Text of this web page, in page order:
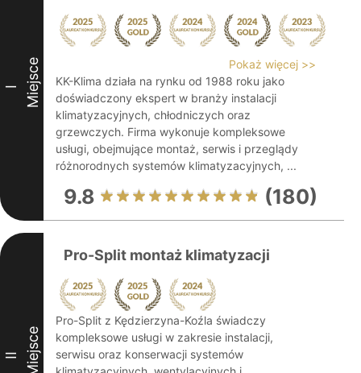
I Miejsce
Pokaż więcej >>
KK-Klima działa na rynku od 1988 roku jako
doświadczony ekspert w branży instalacji
klimatyzacyjnych, chłodniczych oraz
grzewczych. Firma wykonuje kompleksowe
usługi, obejmujące montaż, serwis i przeglądy
różnorodnych systemów klimatyzacyjnych, ...
9.8 (180)
II Miejsce
Pro-Split montaż klimatyzacji
Pro-Split z Kędzierzyna-Koźla świadczy
kompleksowe usługi w zakresie instalacji,
serwisu oraz konserwacji systemów